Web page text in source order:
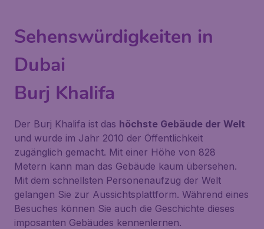
Sehenswürdigkeiten in
Dubai
Burj Khalifa
Der Burj Khalifa ist das höchste Gebäude der Welt
und wurde im Jahr 2010 der Öffentlichkeit
zugänglich gemacht. Mit einer Höhe von 828
Metern kann man das Gebäude kaum übersehen.
Mit dem schnellsten Personenaufzug der Welt
gelangen Sie zur Aussichtsplattform. Während eines
Besuches können Sie auch die Geschichte dieses
imposanten Gebäudes kennenlernen.